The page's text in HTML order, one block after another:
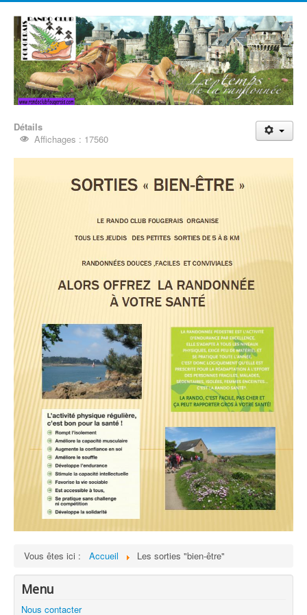
Détails
Affichages : 17560
Vous êtes ici : Accueil Les sorties "bien-être"
Menu
Nous contacter